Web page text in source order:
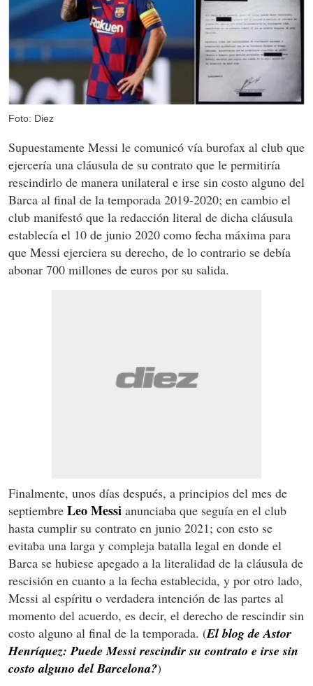
Foto: Diez
Supuestamente Messi le comunicó vía burofax al club que
ejercería una cláusula de su contrato que le permitiría
rescindirlo de manera unilateral e irse sin costo alguno del
Barca al final de la temporada 2019-2020; en cambio el
club manifestó que la redacción literal de dicha cláusula
establecía el 10 de junio 2020 como fecha máxima para
que Messi ejerciera su derecho, de lo contrario se debía
abonar 700 millones de euros por su salida.
Finalmente, unos días después, a principios del mes de
septiembre Leo Messi anunciaba que seguía en el club
hasta cumplir su contrato en junio 2021; con esto se
evitaba una larga y compleja batalla legal en donde el
Barca se hubiese apegado a la literalidad de la cláusula de
rescisión en cuanto a la fecha establecida, y por otro lado,
Messi al espíritu o verdadera intención de las partes al
momento del acuerdo, es decir, el derecho de rescindir sin
costo alguno al final de la temporada. (El blog de Astor
Henríquez: Puede Messi rescindir su contrato e irse sin
costo alguno del Barcelona?)